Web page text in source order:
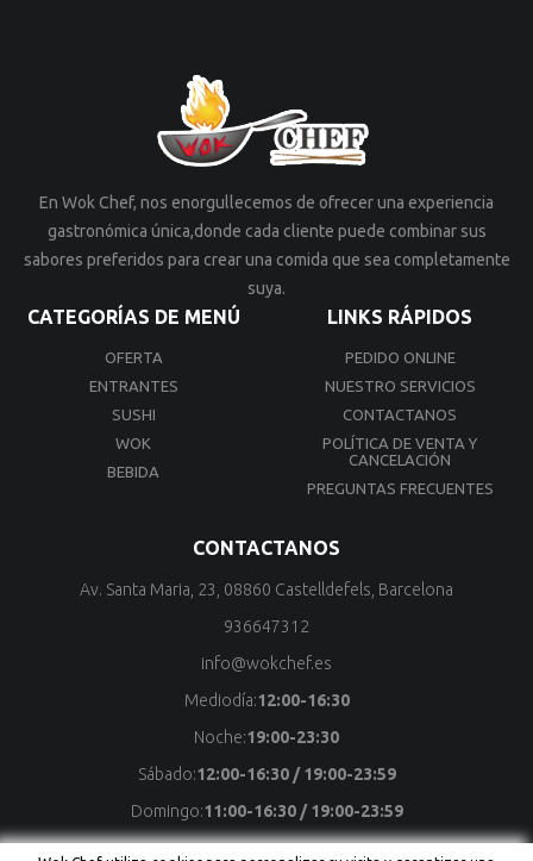
Salsa Japon(Teriyaki)
Salsa China(Ostras)
Salsa Corea(Habas negras)
Salsa India(Picante)
Salsa Tailandia(Curry y coco)
En Wok Chef, nos enorgullecemos de ofrecer una experiencia
gastronómica única,donde cada cliente puede combinar sus
sabores preferidos para crear una comida que sea completamente
suya.
CATEGORÍAS DE MENÚ
OFERTA
ENTRANTES
SUSHI
WOK
BEBIDA
LINKS RÁPIDOS
PEDIDO ONLINE
NUESTRO SERVICIOS
CONTACTANOS
POLÍTICA DE VENTA Y
CANCELACIÓN
PREGUNTAS FRECUENTES
CONTACTANOS
Av. Santa Maria, 23, 08860 Castelldefels, Barcelona
936647312
info@wokchef.es
Mediodía:12:00-16:30
Noche:19:00-23:30
Sábado:12:00-16:30 / 19:00-23:59
Domingo:11:00-16:30 / 19:00-23:59